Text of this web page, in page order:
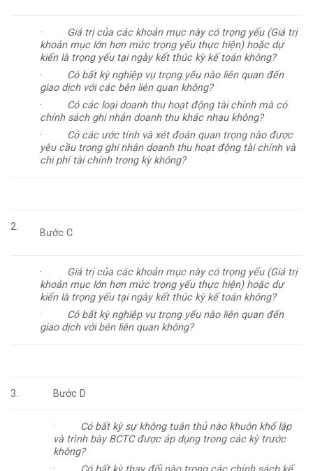
·
Giá trị của các khoản mục này có trọng yếu (Giá trị
khoản mục lớn hơn mức trọng yếu thực hiện) hoặc dự
kiến là trọng yếu tại ngày kết thúc kỳ kế toán không?
· Có bất kỳ nghiệp vụ trọng yếu nào liên quan đến
giao dịch với các bên liên quan không?
· Có các loại doanh thu hoạt động tài chính mà có
chính sách ghi nhận doanh thu khác nhau không?
· Có các ước tính và xét đoán quan trọng nào được
yêu cầu trong ghi nhận doanh thu hoạt động tài chính và
chi phí tài chính trong kỳ không?
2.
Bước C
·
Giá trị của các khoản mục này có trọng yếu (Giá trị
khoản mục lớn hơn mức trọng yếu thực hiện) hoặc dự
kiến là trọng yếu tại ngày kết thúc kỳ kế toán không?
· Có bất kỳ nghiệp vụ trọng yếu nào liên quan đến
giao dịch với bên liên quan không?
3. Bước D
· Có bất kỳ sự không tuân thủ nào khuôn khổ lập
và trình bày BCTC được áp dụng trong các kỳ trước
không?